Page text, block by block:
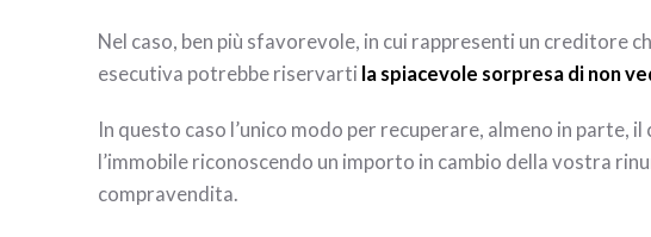
Nel caso, ben più sfavorevole, in cui rappresenti un creditore
esecutiva potrebbe riservarti la spiacevole sorpresa di non
In questo caso l’unico modo per recuperare, almeno in
l’immobile riconoscendo un importo in cambio della vostra
compravendita.